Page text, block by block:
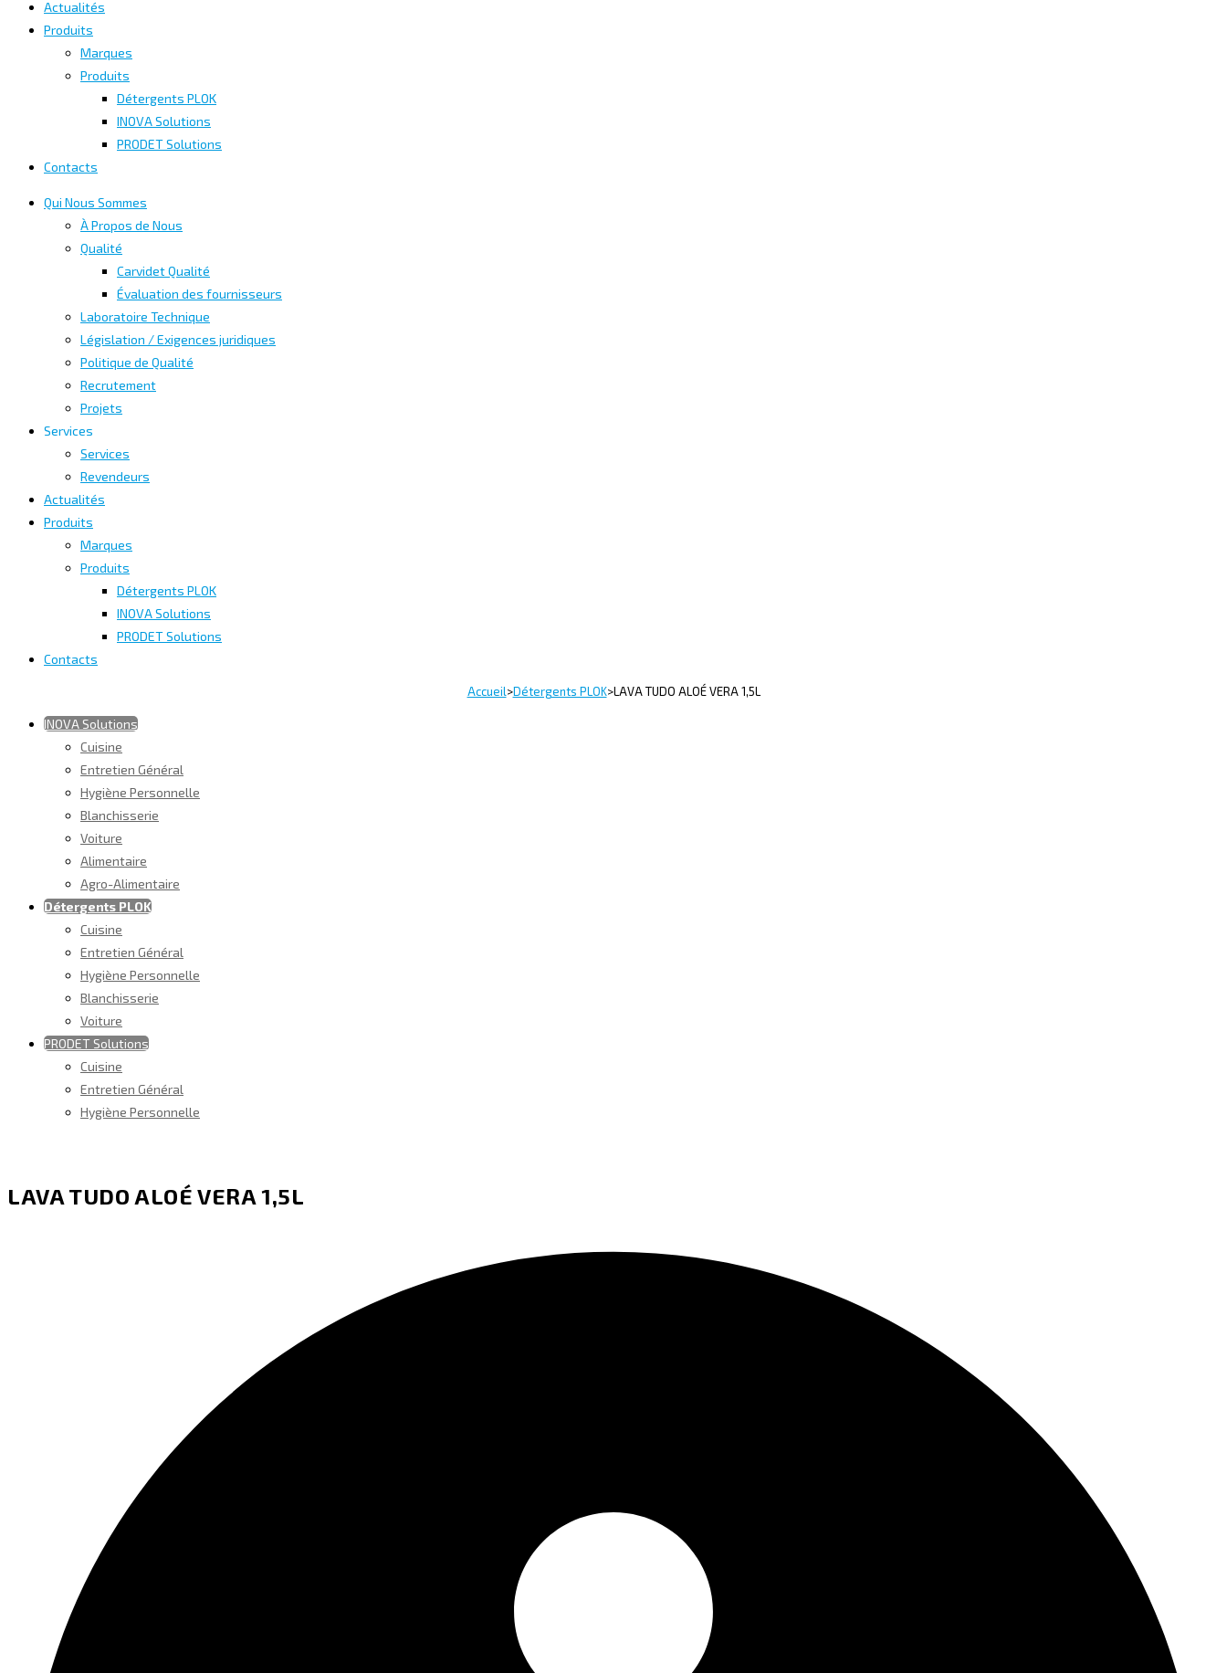
Actualités
Produits
Marques
Produits
Détergents PLOK
INOVA Solutions
PRODET Solutions
Contacts
Qui Nous Sommes
À Propos de Nous
Qualité
Carvidet Qualité
Évaluation des fournisseurs
Laboratoire Technique
Législation / Exigences juridiques
Politique de Qualité
Recrutement
Projets
Services
Services
Revendeurs
Actualités
Produits
Marques
Produits
Détergents PLOK
INOVA Solutions
PRODET Solutions
Contacts
Accueil>Détergents PLOK>LAVA TUDO ALOÉ VERA 1,5L
INOVA Solutions
Cuisine
Entretien Général
Hygiène Personnelle
Blanchisserie
Voiture
Alimentaire
Agro-Alimentaire
Détergents PLOK
Cuisine
Entretien Général
Hygiène Personnelle
Blanchisserie
Voiture
PRODET Solutions
Cuisine
Entretien Général
Hygiène Personnelle
LAVA TUDO ALOÉ VERA 1,5L